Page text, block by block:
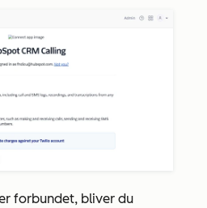
forbundet, bliver du